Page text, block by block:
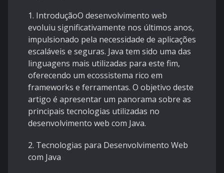
1. IntroduçãoO desenvolvimento web
evoluiu significativamente nos últimos anos,
impulsionado pela necessidade de aplicações
escaláveis e seguras. Java tem sido uma das
linguagens mais utilizadas para este fim,
oferecendo um ecossistema rico em
frameworks e ferramentas. O objetivo deste
artigo é apresentar um panorama sobre as
principais tecnologias utilizadas no
desenvolvimento web com Java.
2. Tecnologias para Desenvolvimento Web
com Java